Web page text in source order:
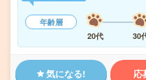
年齢層
20代
30
気になる! 応